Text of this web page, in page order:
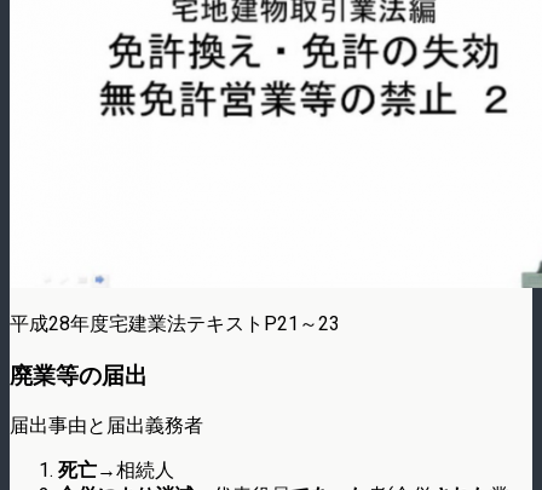
平成28年度宅建業法テキストP21～23
廃業等の届出
届出事由と届出義務者
死亡→相続人